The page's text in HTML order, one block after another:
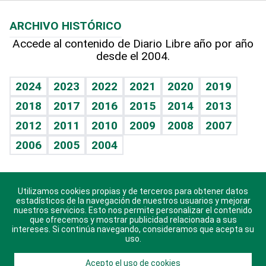
Hablando con el pediatra
Vida y familia
Eñe
Celebrando la vida
Sin complejos
En pocas palabras
Escuchando al corazón
Economía Personal
TBT Deportivo
Más firmas
Hecho en casa
Guía del dinero
Cumpleaños
Horóscopos
Crucigramas
ARCHIVO HISTÓRICO
Accede al contenido de Diario Libre año por año
desde el 2004.
2024 2023 2022 2021 2020
2019
2018
2017 2016 2015 2014
2013
2012
2011 2010 2009 2008
2007
2006
2005 2004
Descarga nuestras aplicaciones para Android, iOS y
sistema Huawei.
Utilizamos cookies propias y de terceros para obtener datos
estadísticos de la navegación de nuestros usuarios y mejorar
nuestros servicios. Esto nos permite personalizar el contenido
que ofrecemos y mostrar publicidad relacionada a sus
intereses. Si continúa navegando, consideramos que acepta su
uso.
Acepto el uso de cookies